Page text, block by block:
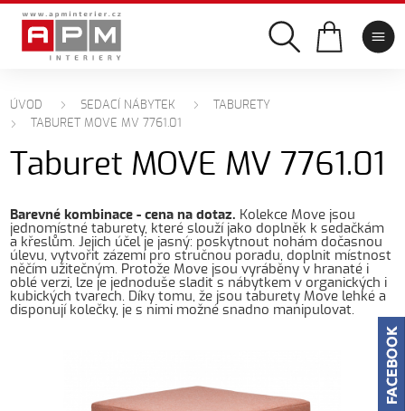
ÚVOD SEDACÍ NÁBYTEK
TABURETY
TABURET MOVE MV 7761.01
Taburet MOVE MV 7761.01
Barevné kombinace - cena na dotaz. Kolekce Move jsou
jednomístné taburety, které slouží jako doplněk k sedačkám
a křeslům. Jejich účel je jasný: poskytnout nohám dočasnou
úlevu, vytvořit zázemí pro stručnou poradu, doplnit místnost
něčím užitečným. Protože Move jsou vyráběny v hranaté i
oblé verzi, lze je jednoduše sladit s nábytkem v organických i
kubických tvarech. Díky tomu, že jsou taburety Move lehké a
disponují kolečky, je s nimi možné snadno manipulovat.